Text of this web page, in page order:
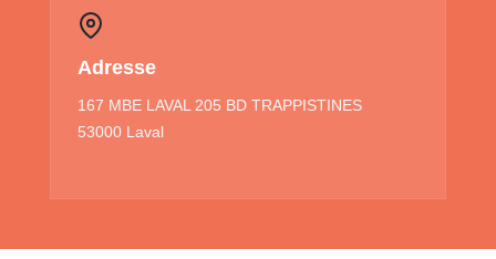
Adresse
167 MBE LAVAL 205 BD TRAPPISTINES
53000 Laval